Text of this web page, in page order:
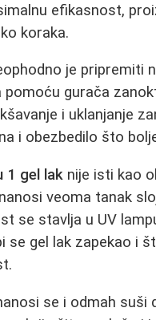
efikasnost,
koraka.
je pripremiti
pomoću gurača
i uklanjanje
i obezbedilo što
1 gel lak nije isti kao
veoma tanak
se stavlja u UV
se gel lak zapekao i
se i odmah